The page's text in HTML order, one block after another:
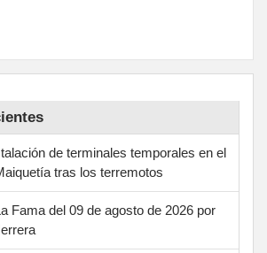
de terminales temporales en el
tras los terremotos
Fama del 09 de agosto de 2026 por